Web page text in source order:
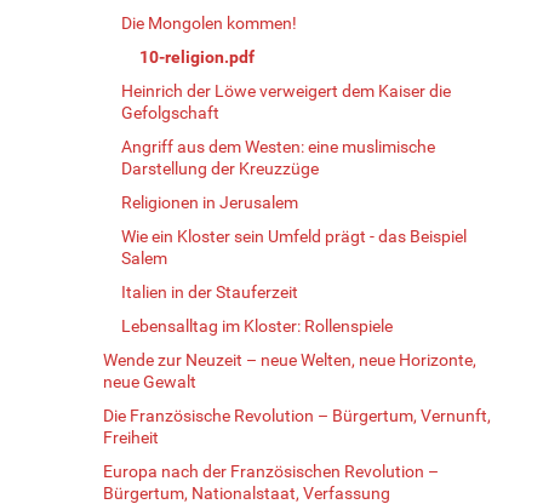
Die Mongolen kommen!
10-religion.pdf
Heinrich der Löwe verweigert dem Kaiser die
Gefolgschaft
Angriff aus dem Westen: eine muslimische
Darstellung der Kreuzzüge
Religionen in Jerusalem
Wie ein Kloster sein Umfeld prägt - das Beispiel
Salem
Italien in der Stauferzeit
Lebensalltag im Kloster: Rollenspiele
Wende zur Neuzeit – neue Welten, neue Horizonte,
neue Gewalt
Die Französische Revolution – Bürgertum, Vernunft,
Freiheit
Europa nach der Französischen Revolution –
Bürgertum, Nationalstaat, Verfassung